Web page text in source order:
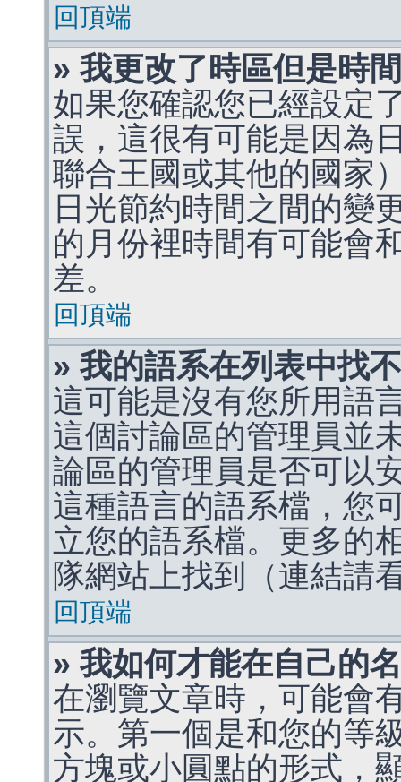
回頂端
» 我更改了時區但是時
如果您確認您已經設定
誤，這很有可能是因為
聯合王國或其他的國家
日光節約時間之間的變
的月份裡時間有可能會
差。
回頂端
» 我的語系在列表中找
這可能是沒有您所用語
這個討論區的管理員並
論區的管理員是否可以
這種語言的語系檔，您
立您的語系檔。更多的
隊網站上找到（連結請
回頂端
» 我如何才能在自己的
在瀏覽文章時，可能會
示。第一個是和您的等
方塊或小圓點的形式，